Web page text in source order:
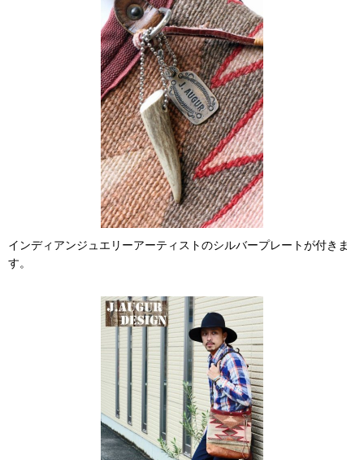
インディアンジュエリーアーティストのシルバープレートが付きま
す。